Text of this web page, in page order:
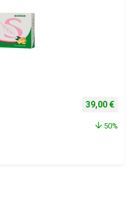
Izvorna
39,00 €
50%